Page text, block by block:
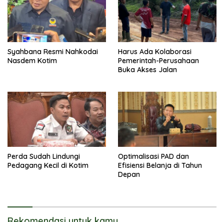
Syahbana Resmi Nahkodai
Nasdem Kotim
Harus Ada Kolaborasi
Pemerintah-Perusahaan
Buka Akses Jalan
Perda Sudah Lindungi
Pedagang Kecil di Kotim
Optimalisasi PAD dan
Efisiensi Belanja di Tahun
Depan